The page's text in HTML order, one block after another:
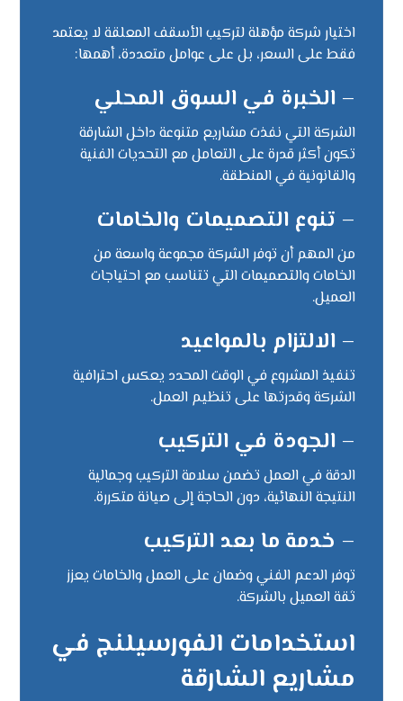
اختيار شركة مؤهلة لتركيب الأسقف المعلقة لا يعتمد
فقط على السعر، بل على عوامل متعددة، أهمها:
–الخبرة في السوق المحلي
الشركة التي نفذت مشاريع متنوعة داخل الشارقة
تكون أكثر قدرة على التعامل مع التحديات الفنية
والقانونية في المنطقة.
– تنوع التصميمات والخامات
من المهم أن توفر الشركة مجموعة واسعة من
الخامات والتصميمات التي تتناسب مع احتياجات
العميل.
–الالتزام بالمواعيد
تنفيذ المشروع في الوقت المحدد يعكس احترافية
الشركة وقدرتها على تنظيم العمل.
–الجودة في التركيب
الدقة في العمل تضمن سلامة التركيب وجمالية
النتيجة النهائية، دون الحاجة إلى صيانة متكررة.
– خدمة ما بعد التركيب
توفر الدعم الفني وضمان على العمل والخامات يعزز
ثقة العميل بالشركة.
استخدامات الفورسيلنج في
مشاريع الشارقة